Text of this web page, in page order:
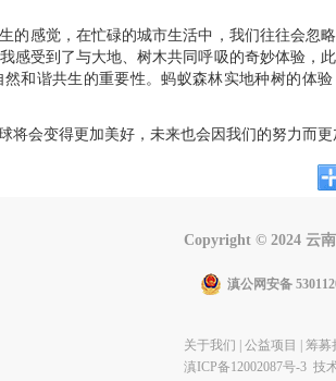
的感觉，在忙碌的城市生活中，我们往往会忽
感受到了与大地、树木共同呼吸的奇妙体验，
和谐共生的重要性。蚂蚁森林实地种树的体
将会变得更加美好，未来也会因我们的努力而更
Copyright © 2024 云
滇公网安备
关于我们 |公益项目 |筹募
滇ICP备12002087号-3 技